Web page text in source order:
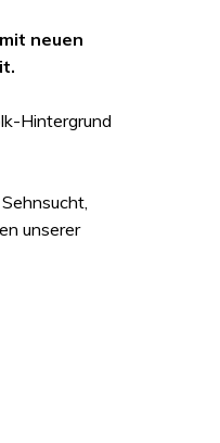
neuen
Hintergrund
unserer